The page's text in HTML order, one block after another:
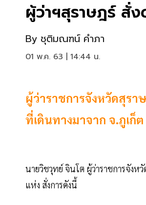
ผู้ว่าฯสุราษฎร์ สั่
By ชุติมณฑน์ คำภา
01 พ.ค. 63 | 14:44 น.
ผู้ว่าราชการจังหวัดสุร
ที่เดินทางมาจาก จ.ภูเก็ต
นายวิชวุทย์ จินโต ผู้ว่าราชการจัง
แห่ง สั่งการดังนี้